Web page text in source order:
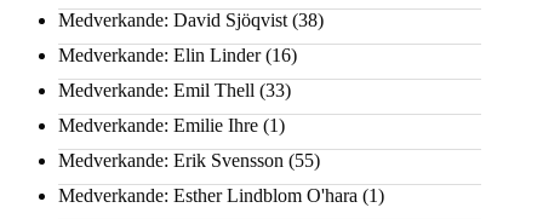
Medverkande: David Sjöqvist (38)
Medverkande: Elin Linder(16)
Medverkande: Emil Thell (33)
Medverkande: Emilie Ihre (1)
Medverkande: Erik Svensson (55)
Medverkande: Esther Lindblom O'hara (1)